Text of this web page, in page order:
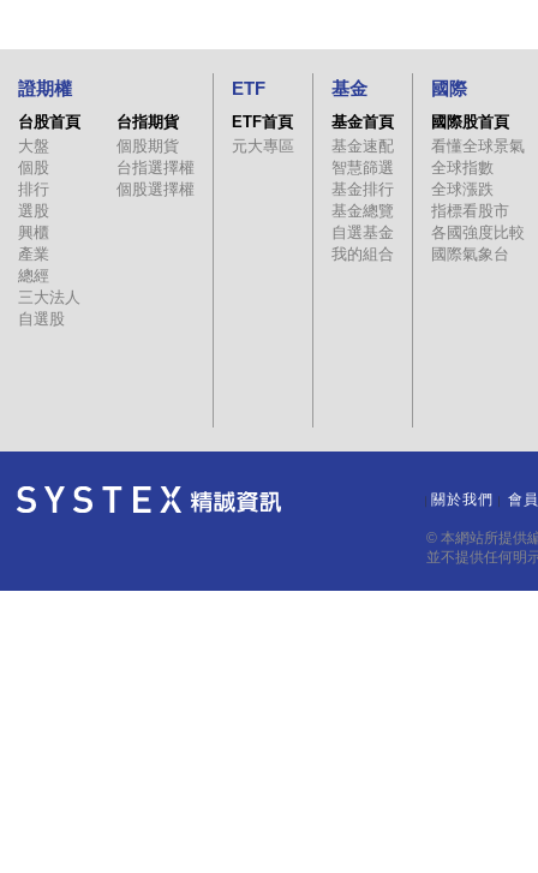
證期權
台股首頁
大盤
個股
排行
選股
興櫃
產業
總經
三大法人
自選股
台指期貨
個股期貨
台指選擇權
個股選擇權
ETF
ETF首頁
元大專區
基金
基金首頁
基金速配
智慧篩選
基金排行
基金總覽
自選基金
我的組合
國際
國際股首頁
看懂全球景氣
全球指數
全球漲跌
指標看股市
各國強度比較
國際氣象台
關於我們 會
© 本網站所提供
並不提供任何明